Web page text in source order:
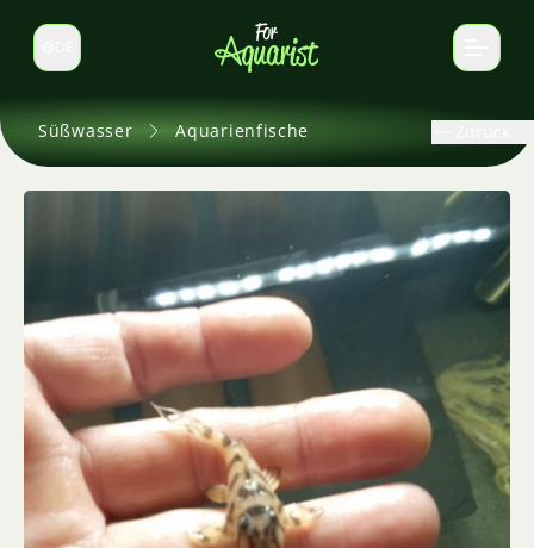
Sprache wechseln
Süßwasser Aquarienfische